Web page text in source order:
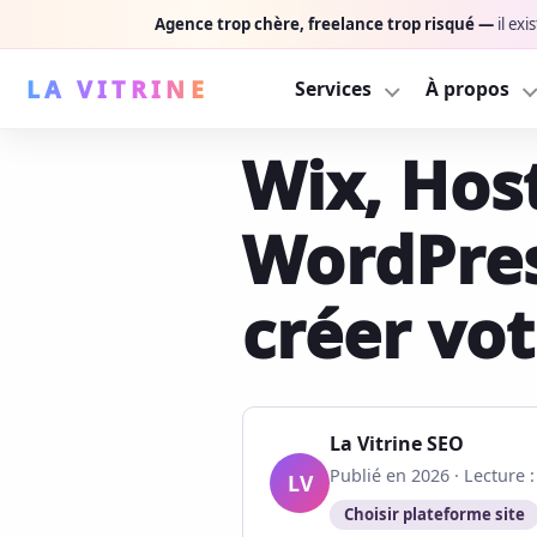
Agence trop chère, freelance trop risqué —il
LA VITRINE Services
Pack performance
Design + SEO +
Webdesign
Référencement SEO
Suivi & maintenance
Sécurité, perf + contenu
À propos
Derrière
Nos
Blog
Contact
Décrivez
À
Wix,
créer
LV
La Vitrine SEO
Publié en 2026 · Lecture
Choisir plateforme site